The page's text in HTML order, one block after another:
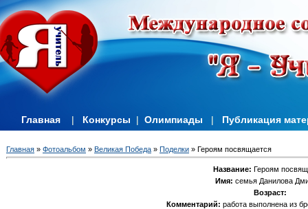
Главная | Конкурсы | Олимпиады | Публикация
Главная » Фотоальбом » Великая Победа » Поделки » Героям посвящается
Название: Героям
Имя: семья Данилова
Возраст:
Комментарий: работа выполнена из